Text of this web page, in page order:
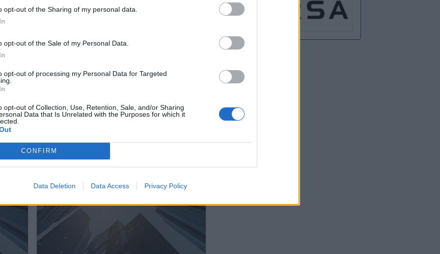
opt-out of the Sharing of my personal data.
opt-out of the Sale of my Personal Data.
opt-out of processing my Personal Data for Targeted
opt-out of Collection, Use, Retention, Sale, and/or Sharing
Data that Is Unrelated with the Purposes for which it
CONFIRM
Data Deletion Data Access Privacy Policy
* VOLKSWAGEN Tartiere Auto, S.L. - Central
Ver más
13.207